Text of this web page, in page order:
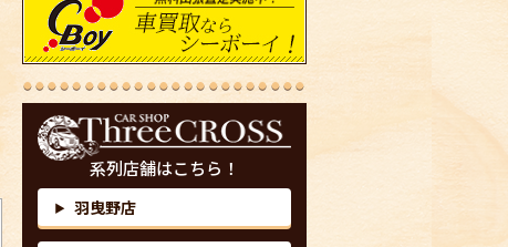
系列店舗はこちら！
▶ 羽曳野店